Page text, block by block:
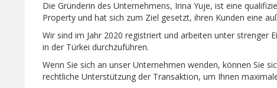
Die Gründerin des Unternehmens, Irina Yuje, ist eine
Property und hat sich zum Ziel gesetzt, ihren Kunden eine
Wir sind im Jahr 2020 registriert und arbeiten unter
in der Türkei durchzuführen.
Wenn Sie sich an unser Unternehmen wenden, können Sie
rechtliche Unterstützung der Transaktion, um Ihnen